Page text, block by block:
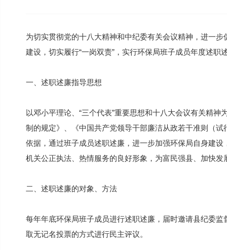
为切实贯彻党的十八大精神和中纪委有关会议精神，进一
建设，切实履行“一岗双责”，实行环保局班子成员年度述职
一、述职述廉指导思想
以邓小平理论、“三个代表”重要思想和十八大会议有关精
制的规定》、《中国共产党领导干部廉洁从政若干准则（
依据，通过班子成员述职述廉，进一步加强环保局自身建
机关公正执法、热情服务的良好形象，为富民强县、加快发
二、述职述廉的对象、方法
每年年底环保局班子成员进行述职述廉，届时邀请县纪委
取无记名投票的方式进行民主评议。